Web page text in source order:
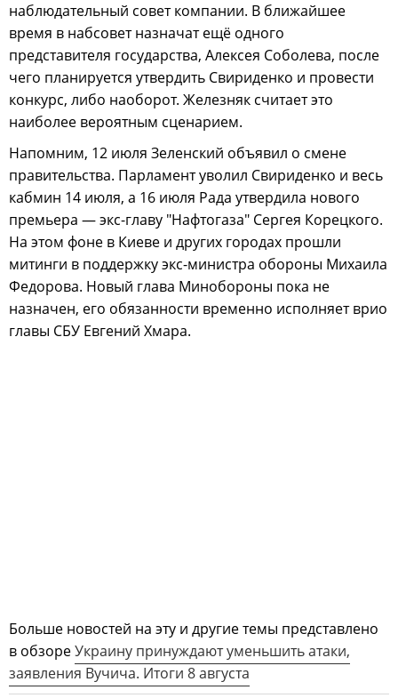
наблюдательный совет компании. В ближайшее
время в набсовет назначат ещё одного
представителя государства, Алексея Соболева, после
чего планируется утвердить Свириденко и провести
конкурс, либо наоборот. Железняк считает это
наиболее вероятным сценарием.
Напомним, 12 июля Зеленский объявил о смене
правительства. Парламент уволил Свириденко и весь
кабмин 14 июля, а 16 июля Рада утвердила нового
премьера — экс-главу "Нафтогаза" Сергея Корецкого.
На этом фоне в Киеве и других городах прошли
митинги в поддержку экс-министра обороны Михаила
Федорова. Новый глава Минобороны пока не
назначен, его обязанности временно исполняет врио
главы СБУ Евгений Хмара.
Больше новостей на эту и другие темы представлено
в обзореУкраину принуждают уменьшить атаки,
заявления Вучича. Итоги 8 августа